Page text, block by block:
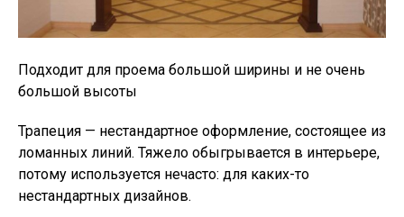
Подходит для проема большой ширины и не очень
большой высоты
Трапеция — нестандартное оформление, состоящее из
ломанных линий. Тяжело обыгрывается в интерьере,
потому используется нечасто: для каких-то
нестандартных дизайнов.